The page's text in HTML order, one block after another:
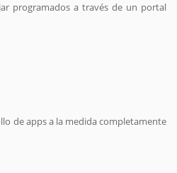
programados a través de un portal
de apps a la medida completamente